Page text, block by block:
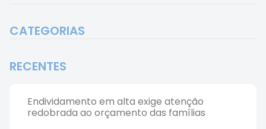
CATEGORIAS
RECENTES
Endividamento em alta exige atenção
redobrada ao orçamento das famílias